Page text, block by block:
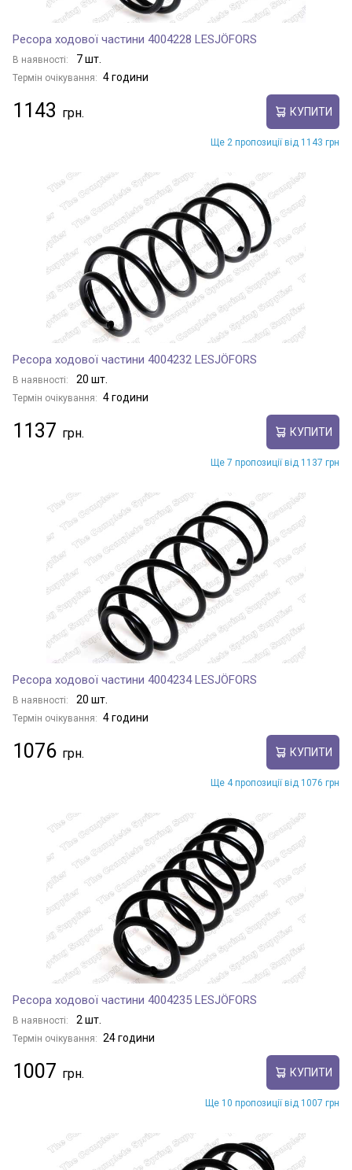
Ресора ходової частини 4004228 LESJÖFORS
В наявності: 7 шт.
Термін очікування: 4 години
1143 КУПИТИ
Ще 2 пропозиції від 1143 грн
Ресора ходової частини 4004232 LESJÖFORS
В наявності: 20 шт.
Термін очікування: 4 години
1137 КУПИТИ
Ще 7 пропозиції від 1137 грн
Ресора ходової частини 4004234 LESJÖFORS
В наявності: 20 шт.
Термін очікування: 4 години
1076 КУПИТИ
Ще 4 пропозиції від 1076 грн
Ресора ходової частини 4004235 LESJÖFORS
В наявності: 2 шт.
Термін очікування: 24 години
1007 КУПИТИ
Ще 10 пропозиції від 1007 грн